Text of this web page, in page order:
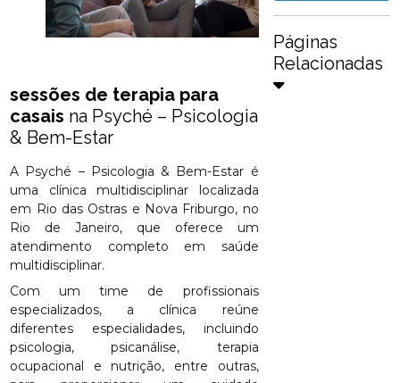
sessões de terapia para
casais na Psyché – Psicologia
& Bem-Estar
A Psyché – Psicologia & Bem-Estar é
uma clínica multidisciplinar localizada
em Rio das Ostras e Nova Friburgo, no
Rio de Janeiro, que oferece um
atendimento completo em saúde
multidisciplinar.
Com um time de profissionais
especializados, a clínica reúne
diferentes especialidades, incluindo
psicologia, psicanálise, terapia
ocupacional e nutrição, entre outras,
Páginas
Relacionadas